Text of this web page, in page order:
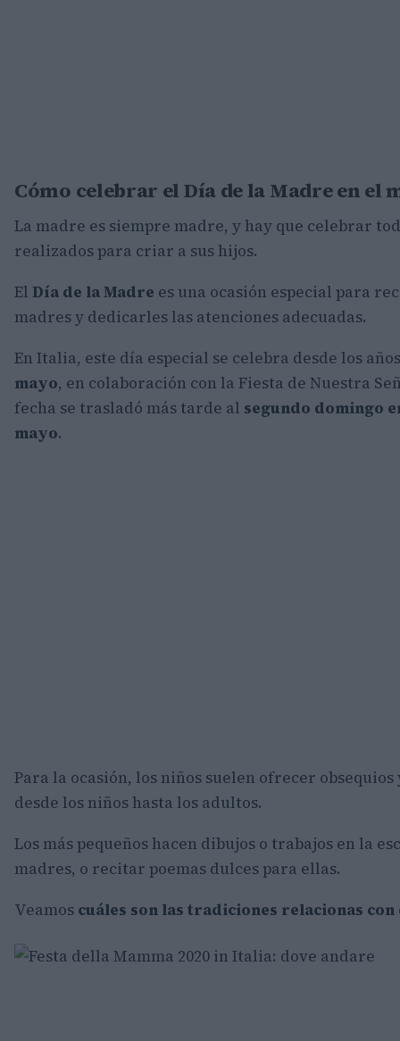
Cómo celebrar el Día de la Madre en el
La madre es siempre madre, y hay que celebrar
realizados para criar a sus hijos.
El Día de la Madre es una ocasión especial para
madres y dedicarles las atenciones adecuadas.
En Italia, este día especial se celebra desde los
mayo, en colaboración con la Fiesta de Nuestra
fecha se trasladó más tarde al segundo domingo
mayo.
Para la ocasión, los niños suelen ofrecer
desde los niños hasta los adultos.
Los más pequeños hacen dibujos o trabajos en la
madres, o recitar poemas dulces para ellas.
Veamos cuáles son las tradiciones relacionas